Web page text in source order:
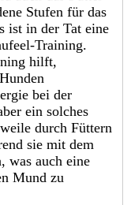
Stufen für das
ist in der Tat eine
Training.
hilft,
bei der
ein solches
durch Füttern
sie mit dem
was auch eine
Mund zu